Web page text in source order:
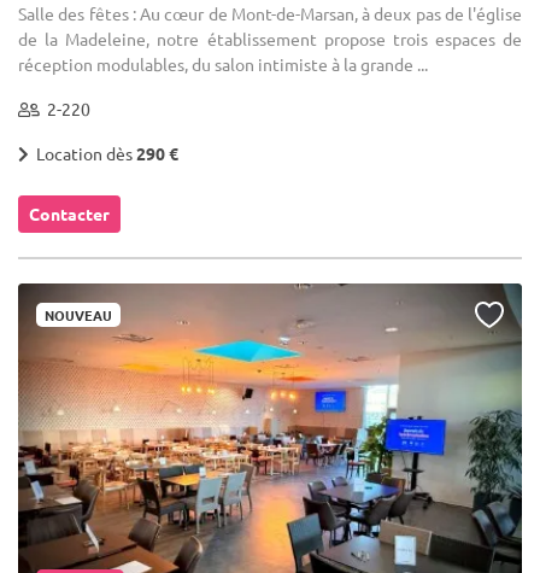
Salle des fêtes : Au cœur de Mont-de-Marsan, à deux pas de l'église
de la Madeleine, notre établissement propose trois espaces de
réception modulables, du salon intimiste à la grande ...
2-220
Location dès290 €
Contacter
NOUVEAU